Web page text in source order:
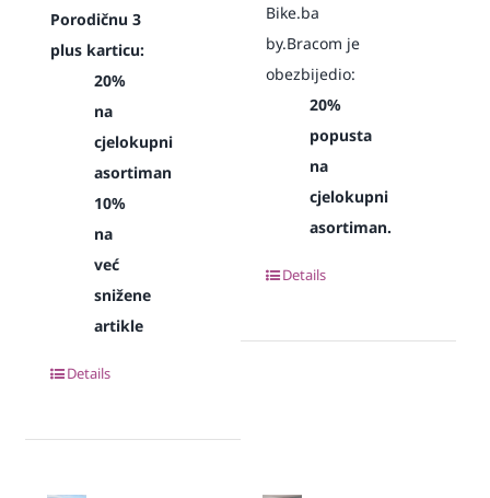
Porodičnu 3
plus karticu:
20%
na
cjelokupni
asortiman
10%
na
već
snižene
artikle
Details
Bike.ba
by.Bracom je
obezbijedio:
20%
popusta
na
cjelokupni
asortiman.
Details